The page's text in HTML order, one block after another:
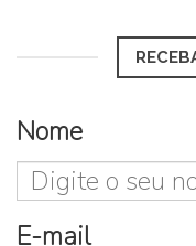
Nome
E-mail